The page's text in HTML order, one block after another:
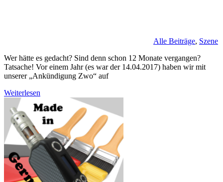
Alle Beiträge, Szene
Wer hätte es gedacht? Sind denn schon 12 Monate vergangen?
Tatsache! Vor einem Jahr (es war der 14.04.2017) haben wir mit
unserer „Ankündigung Zwo“ auf
Weiterlesen